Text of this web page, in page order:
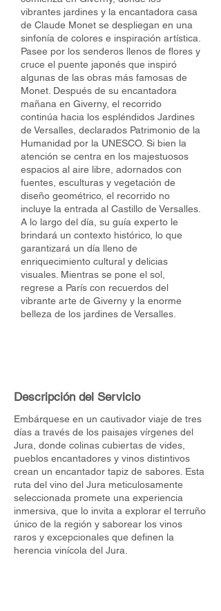
vibrantes jardines y la encantadora casa
de Claude Monet se despliegan en una
sinfonía de colores e inspiración artística.
Pasee por los senderos llenos de flores y
cruce el puente japonés que inspiró
algunas de las obras más famosas de
Monet. Después de su encantadora
mañana en Giverny, el recorrido
continúa hacia los espléndidos Jardines
de Versalles, declarados Patrimonio de la
Humanidad por la UNESCO. Si bien la
atención se centra en los majestuosos
espacios al aire libre, adornados con
fuentes, esculturas y vegetación de
diseño geométrico, el recorrido no
incluye la entrada al Castillo de Versalles.
A lo largo del día, su guía experto le
brindará un contexto histórico, lo que
garantizará un día lleno de
enriquecimiento cultural y delicias
visuales. Mientras se pone el sol,
regrese a París con recuerdos del
vibrante arte de Giverny y la enorme
belleza de los jardines de Versalles.
Descripción del Servicio
Embárquese en un cautivador viaje de tres
días a través de los paisajes vírgenes del
Jura, donde colinas cubiertas de vides,
pueblos encantadores y vinos distintivos
crean un encantador tapiz de sabores. Esta
ruta del vino del Jura meticulosamente
seleccionada promete una experiencia
inmersiva, que lo invita a explorar el terruño
único de la región y saborear los vinos
raros y excepcionales que definen la
herencia vinícola del Jura.